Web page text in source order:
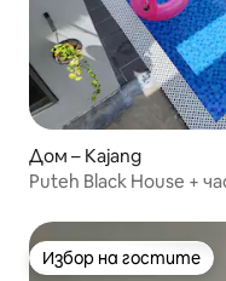
Дом – Kajang
Puteh Black House +
Избор на гостите
Избор на гостите